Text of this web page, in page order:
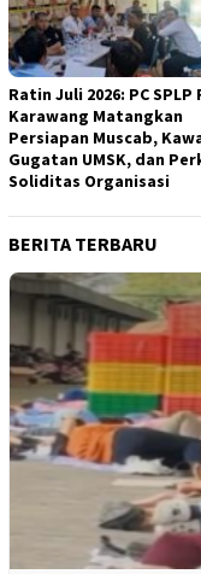
Ratin Juli 2026: PC SPLP
Karawang Matangkan
Persiapan Muscab,
Gugatan UMSK, dan
Soliditas Organisasi
BERITA TERBARU